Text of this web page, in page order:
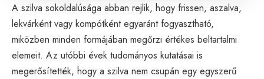
A szilva sokoldalúsága abban rejlik, hogy frissen, aszalva,
lekvárként vagy kompótként egyaránt fogyasztható,
miközben minden formájában megőrzi értékes beltartalmi
elemeit. Az utóbbi évek tudományos kutatásai is
megerősítették, hogy a szilva nem csupán egy egyszerű